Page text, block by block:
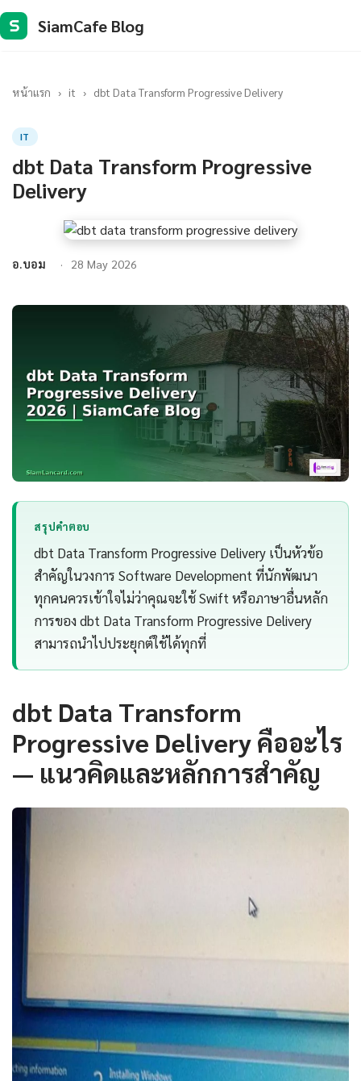
S SiamCafe Blog
หน้าแรก › it › dbt Data Transform Progressive Delivery
IT
dbt Data Transform Progressive
Delivery
อ.บอม 28 May 2026
สรุปคำตอบ
dbt Data Transform Progressive Delivery เป็นหัวข้อ
สำคัญในวงการ Software Development ที่นักพัฒนา
ทุกคนควรเข้าใจไม่ว่าคุณจะใช้ Swift หรือภาษาอื่นหลัก
การของ dbt Data Transform Progressive Delivery
สามารถนำไปประยุกต์ใช้ได้ทุกที่
dbt Data Transform
Progressive Delivery คืออะไร
— แนวคิดและหลักการสำคัญ